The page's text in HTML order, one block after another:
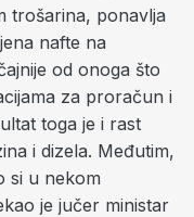
trošarina, ponavlja
nafte na
od onoga što
za proračun i
toga je i rast
i dizela. Međutim,
si u nekom
je jučer ministar